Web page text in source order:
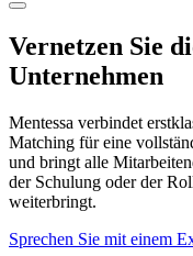
Vernetzen Sie
Unternehmen
Mentessa verbindet
Matching für eine
und bringt alle
der Schulung oder der
weiterbringt.
Sprechen Sie mit einem